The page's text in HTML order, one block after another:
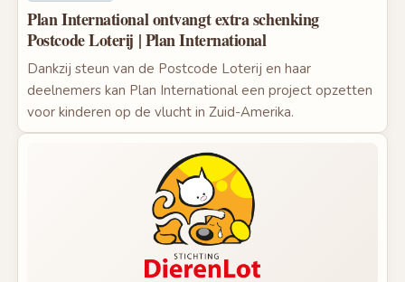
Plan International ontvangt extra schenking
Postcode Loterij | Plan International
Dankzij steun van de Postcode Loterij en haar
deelnemers kan Plan International een project opzetten
voor kinderen op de vlucht in Zuid-Amerika.